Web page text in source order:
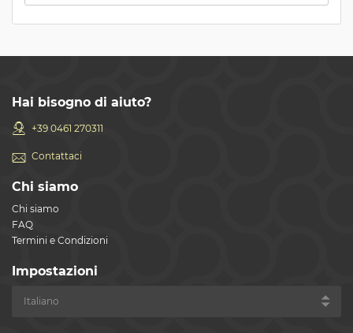
Hai bisogno di aiuto?
+39 0461 270311
Contattaci
Chi siamo
Chi siamo
FAQ
Termini e Condizioni
Impostazioni